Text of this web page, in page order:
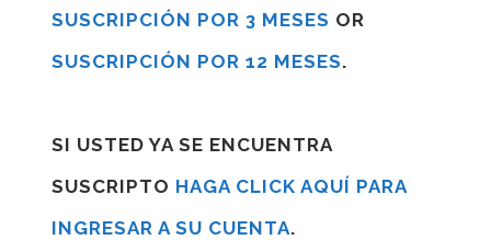
SUSCRIPCIÓN POR 3 MESES OR
SUSCRIPCIÓN POR 12 MESES.
SI USTED YA SE ENCUENTRA
SUSCRIPTO HAGA CLICK AQUÍ PARA
INGRESAR A SU CUENTA.